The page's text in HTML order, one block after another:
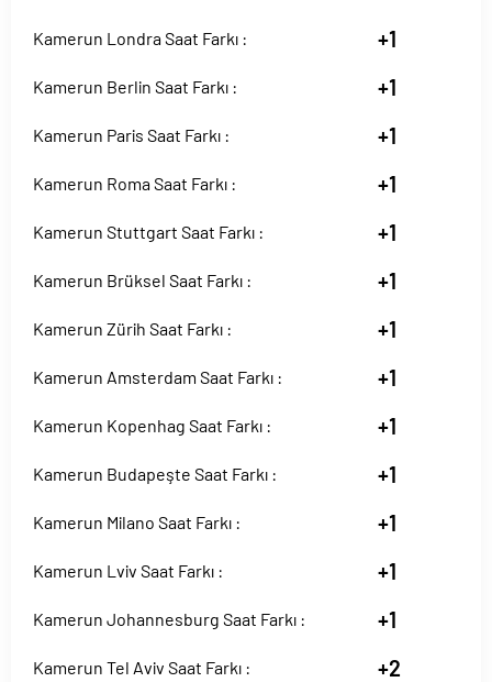
Kamerun Londra Saat Farkı : +1
Kamerun Berlin Saat Farkı : +1
Kamerun Paris Saat Farkı : +1
Kamerun Roma Saat Farkı : +1
Kamerun Stuttgart Saat Farkı : +1
Kamerun Brüksel Saat Farkı : +1
Kamerun Zürih Saat Farkı : +1
Kamerun Amsterdam Saat Farkı : +1
Kamerun Kopenhag Saat Farkı : +1
Kamerun Budapeşte Saat Farkı : +1
Kamerun Milano Saat Farkı : +1
Kamerun Lviv Saat Farkı : +1
Kamerun Johannesburg Saat Farkı : +1
Kamerun Tel Aviv Saat Farkı : +2